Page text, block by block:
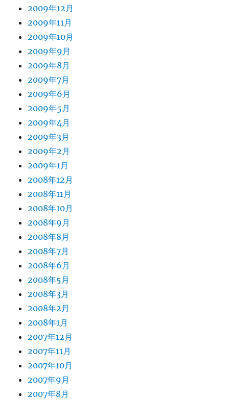
2009年12月
2009年11月
2009年10月
2009年9月
2009年8月
2009年7月
2009年6月
2009年5月
2009年4月
2009年3月
2009年2月
2009年1月
2008年12月
2008年11月
2008年10月
2008年9月
2008年8月
2008年7月
2008年6月
2008年5月
2008年3月
2008年2月
2008年1月
2007年12月
2007年11月
2007年10月
2007年9月
2007年8月